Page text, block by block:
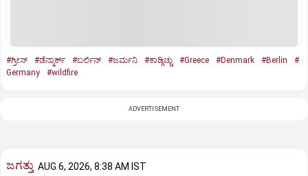
#ಗ್ರೀಸ್‌ #ಡೆನ್ಮಾರ್ಕ್‌ #ಬರ್ಲಿನ್‌ #ಜರ್ಮನಿ #ಕಾಡ್ಗಿಚ್ಚು #Greece #Denmark #Berlin
#
Germany
#wildfire
ADVERTISEMENT
ಜಗತ್ತು AUG 6, 2026, 8:38 AM IST